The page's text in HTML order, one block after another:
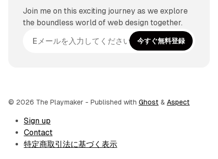
Join me on this exciting journey as we explore
the boundless world of web design together.
今すぐ無料登録
© 2026 The Playmaker- Published with Ghost & Aspect
Sign up
Contact
特定商取引法に基づく表示